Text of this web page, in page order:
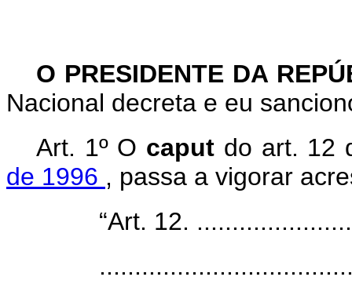
O PRESIDENTE DA
Nacional decreta e eu
Art. 1º O caput do art. 12
de 1996 , passa a vigorar
“Art. 12.